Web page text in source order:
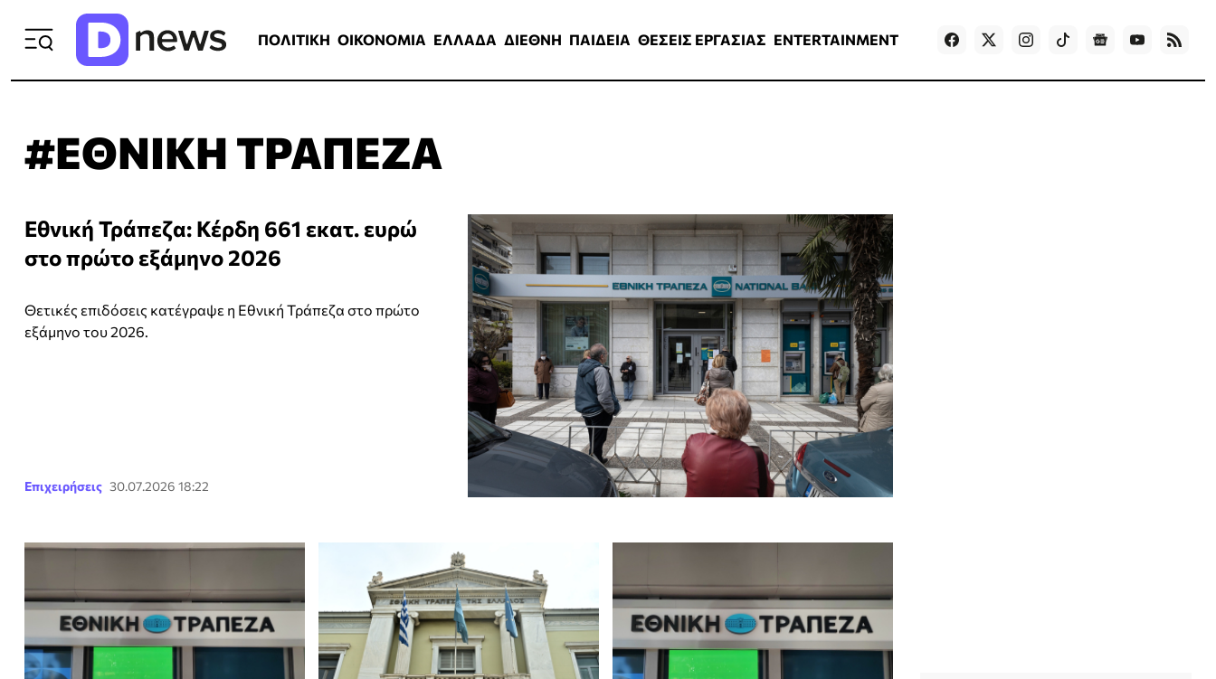
ΠΟΛΙΤΙΚΗ ΟΙΚΟΝΟΜΙΑ ΕΛΛΑΔΑ ΔΙΕΘΝΗ ΠΑΙΔΕΙΑ ΘΕΣΕΙΣ ΕΡΓΑΣΙΑΣ ENTERTAINMENT Games
#ΕΘΝΙΚΗ ΤΡΑΠΕΖΑ
Εθνική Τράπεζα: Κέρδη 661 εκατ. ευρώ
στο πρώτο εξάμηνο 2026
Θετικές επιδόσεις κατέγραψε η Εθνική Τράπεζα στο πρώτο
εξάμηνο του 2026.
Επιχειρήσεις 30.07.2026 18:22